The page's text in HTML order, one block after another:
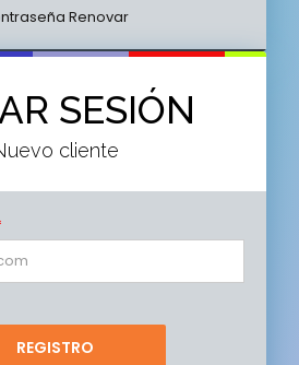
Renovar
SESIÓN
cliente